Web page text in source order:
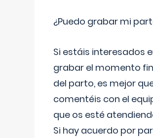
¿Puedo grabar mi
Si estáis interesados
grabar el momento
del parto, es mejor
comentéis con el
que os esté
Si hay acuerdo por